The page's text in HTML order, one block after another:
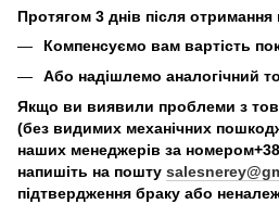
Протягом 3 днів після
Компенсуємо вам вартість
Або надішлемо аналогічний
Якщо ви виявили проблеми з
(без видимих механічних
наших менеджерів за
напишіть на пошту
підтвердження браку або